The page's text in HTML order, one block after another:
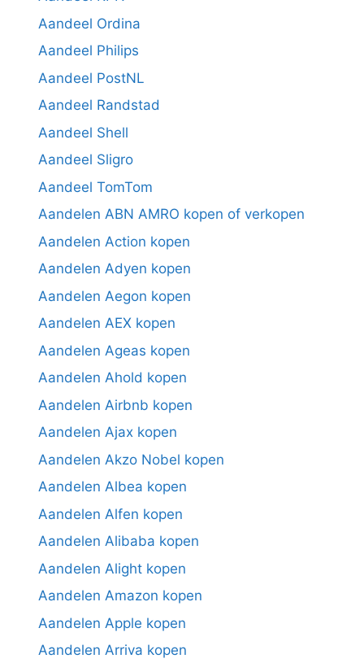
Aandeel Ordina
Aandeel Philips
Aandeel PostNL
Aandeel Randstad
Aandeel Shell
Aandeel Sligro
Aandeel TomTom
Aandelen ABN AMRO kopen of verkopen
Aandelen Action kopen
Aandelen Adyen kopen
Aandelen Aegon kopen
Aandelen AEX kopen
Aandelen Ageas kopen
Aandelen Ahold kopen
Aandelen Airbnb kopen
Aandelen Ajax kopen
Aandelen Akzo Nobel kopen
Aandelen Albea kopen
Aandelen Alfen kopen
Aandelen Alibaba kopen
Aandelen Alight kopen
Aandelen Amazon kopen
Aandelen Apple kopen
Aandelen Arriva kopen